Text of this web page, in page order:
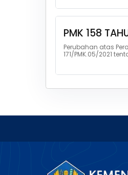
PMK 158
Perubahan atas
171/PMK.05/2021